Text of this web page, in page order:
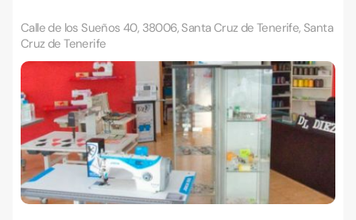
Calle de los Sueños 40, 38006, Santa Cruz de Tenerife, Santa
Cruz de Tenerife